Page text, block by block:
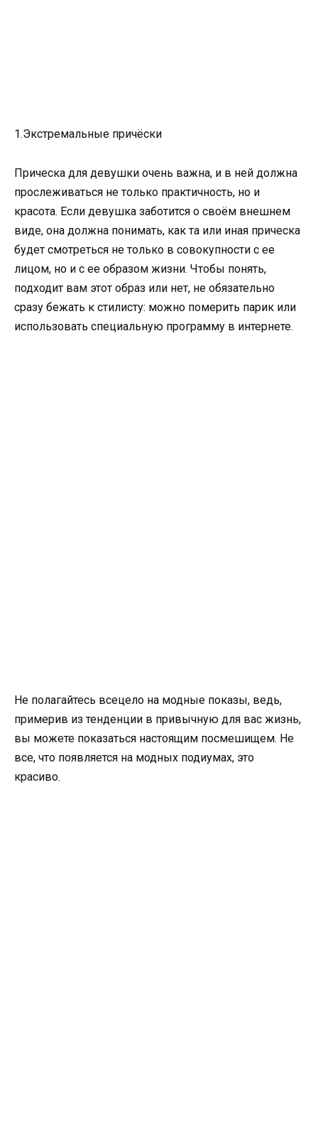
1.Экстремальные причёски
Прическа для девушки очень важна, и в ней должна
прослеживаться не только практичность, но и
красота. Если девушка заботится о своём внешнем
виде, она должна понимать, как та или иная прическа
будет смотреться не только в совокупности с ее
лицом, но и с ее образом жизни. Чтобы понять,
подходит вам этот образ или нет, не обязательно
сразу бежать к стилисту: можно померить парик или
использовать специальную программу в интернете.
Не полагайтесь всецело на модные показы, ведь,
примерив из тенденции в привычную для вас жизнь,
вы можете показаться настоящим посмешищем. Не
все, что появляется на модных подиумах, это
красиво.